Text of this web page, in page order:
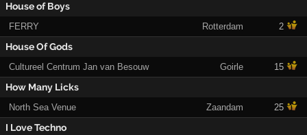
House of Boys
FERRY Rotterdam 2
House Of Gods
Cultureel Centrum Jan van Besouw Goirle 15
How Many Licks
North Sea Venue Zaandam 25
I Love Techno